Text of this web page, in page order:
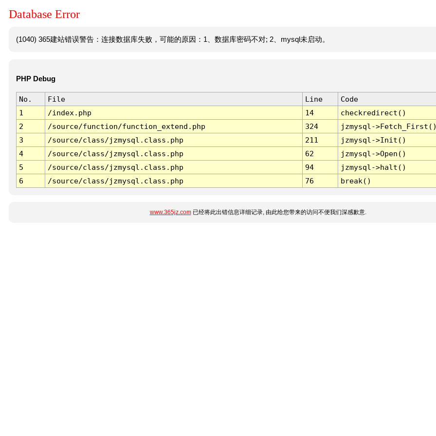
Database Error
(1040) 365建站错误警告：连接数据库失败，可能的原因：1、数据库密码不对; 2、mysql未启动。
PHP Debug
No. File Line
Code
1
/index.php 14
checkredirect()
2
/source/function/function_extend.php 324
jzmysql-
3
/source/class/jzmysql.class.php 211
jzmysql->Init()
4
/source/class/jzmysql.class.php 62
jzmysql->Open()
5
/source/class/jzmysql.class.php 94
jzmysql->halt()
6
/source/class/jzmysql.class.php 76 break()
www.365jz.com已经将此出错信息详细记录, 由此给您带来的访问不便我们深感歉意.